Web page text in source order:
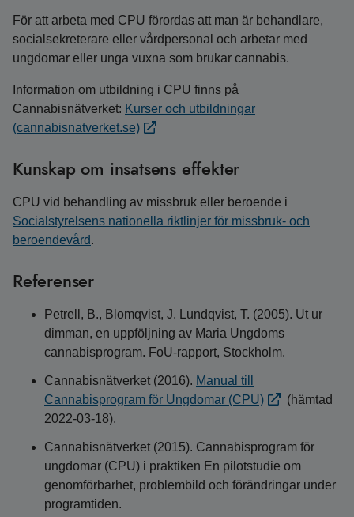
För att arbeta med CPU förordas att man är behandlare,
socialsekreterare eller vårdpersonal och arbetar med
ungdomar eller unga vuxna som brukar cannabis.
Information om utbildning i CPU finns på
Cannabisnätverket: Kurser och utbildningar
(cannabisnatverket.se)
Kunskap om insatsens effekter
CPU vid behandling av missbruk eller beroende i
Socialstyrelsens nationella riktlinjer för missbruk- och
beroendevård.
Referenser
Petrell, B., Blomqvist, J. Lundqvist, T. (2005). Ut ur
dimman, en uppföljning av Maria Ungdoms
cannabisprogram. FoU-rapport, Stockholm.
Cannabisnätverket (2016). Manual till
Cannabisprogram för Ungdomar (CPU)
(hämtad
2022-03-18).
Cannabisnätverket (2015). Cannabisprogram för
ungdomar (CPU) i praktiken En pilotstudie om
genomförbarhet, problembild och förändringar under
programtiden.